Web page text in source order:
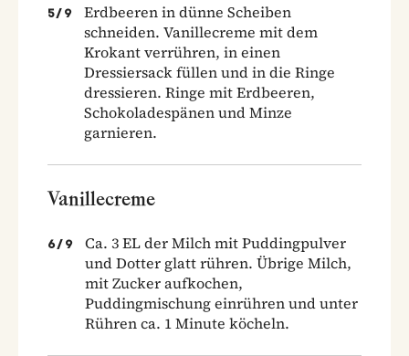
5/ 9
Erdbeeren in dünne Scheiben
schneiden. Vanillecreme mit dem
Krokant verrühren, in einen
Dressiersack füllen und in die Ringe
dressieren. Ringe mit Erdbeeren,
Schokoladespänen und Minze
garnieren.
Vanillecreme
6/ 9
Ca. 3 EL der Milch mit Puddingpulver
und Dotter glatt rühren. Übrige Milch,
mit Zucker aufkochen,
Puddingmischung einrühren und unter
Rühren ca. 1 Minute köcheln.